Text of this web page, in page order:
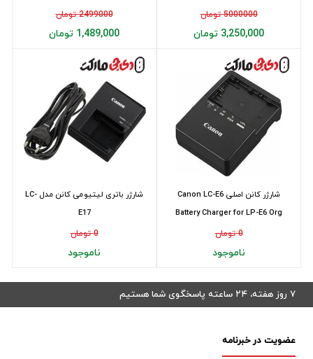
2499000 تومان
1,489,000 تومان
5000000 تومان
3,250,000 تومان
شارژر باتری لیتیومی کانن مدل LC-
E17
0 تومان
ناموجود
شارژر کانن اصلی Canon LC-E6
Battery Charger for LP-E6 Org
0 تومان
ناموجود
۷ روز هفته، ۲۴ ساعته پاسخگوی شما هستیم
عضویت در خبرنامه